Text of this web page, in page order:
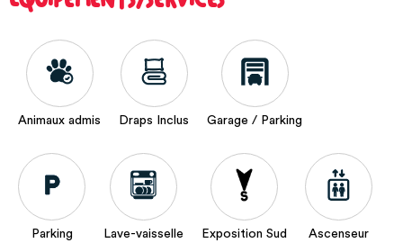
Animaux admis Draps Inclus Garage / Parking
Parking Lave-vaisselle Exposition Sud Ascenseur